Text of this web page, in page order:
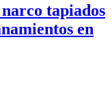
tapiados
en